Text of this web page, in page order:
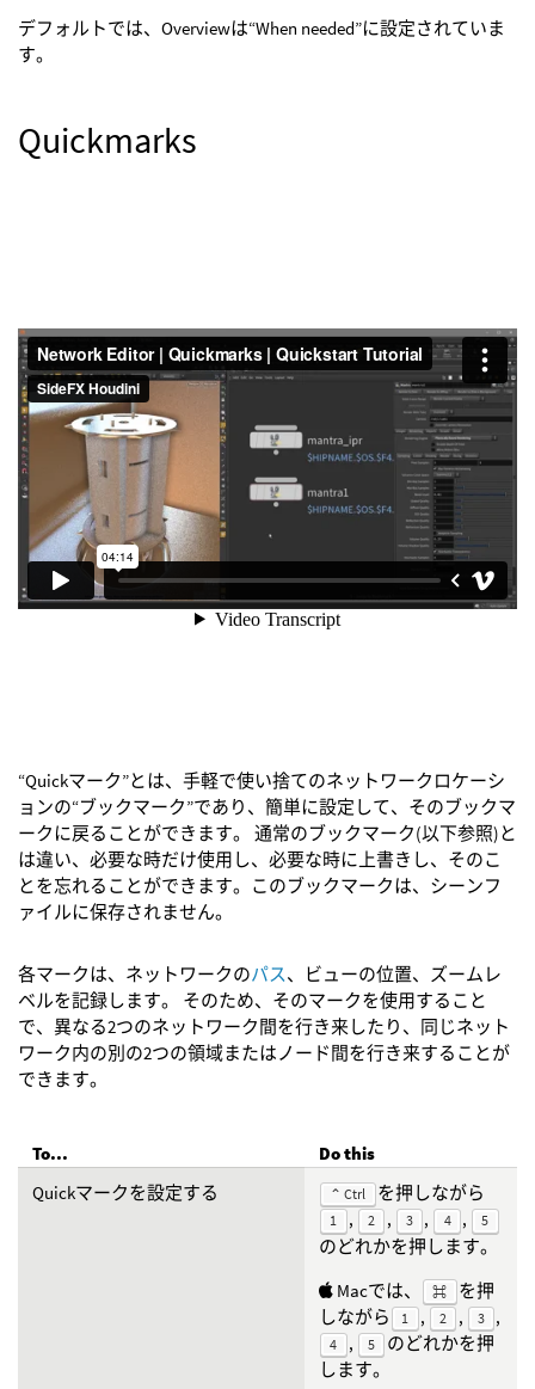
デフォルトでは、Overviewは“When needed”に設定されていま
す。
Quickmarks
“Quickマーク”とは、手軽で使い捨てのネットワークロケーシ
ョンの“ブックマーク”であり、簡単に設定して、そのブックマ
ークに戻ることができます。 通常のブックマーク(以下参照)と
は違い、必要な時だけ使用し、必要な時に上書きし、そのこ
とを忘れることができます。このブックマークは、シーンフ
ァイルに保存されません。
各マークは、ネットワークのパス、ビューの位置、ズームレ
ベルを記録します。 そのため、そのマークを使用すること
で、異なる2つのネットワーク間を行き来したり、同じネット
ワーク内の別の2つの領域またはノード間を行き来することが
できます。
To...
Do this
Quickマークを設定する
⌃ Ctrl を押しながら
1 , 2 , 3 , 4 , 5
のどれかを押します。
Macでは、
⌘
を押
しながら
1 , 2 , 3 ,
4 , 5
のどれかを押
します。